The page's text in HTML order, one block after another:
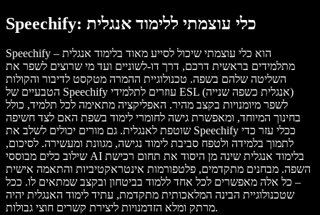
Speechify: כלי עוצמתי ללימוד אנגלית
Speechify הוא כלי עוצמתי שיכול לסייע מאוד בלימוד אנגלית –
מתלמידים בראשית דרכם, דרך דו-לשוניים ועד מי שרוצים לשפר את
השליטה שלהם בשפה. טכנולוגיית ההמרה מטקסט לדיבור והקולות
הטבעיים של Speechify עוזרים לתלמידי ESL (אנגלית כשפה שנייה)
לשפר מיומנויות בקצב מהיר. האפליקציה מתאימה לכל תלמיד, כולל
בחינוך המיוחד, ומאפשרת גישה לחומרי לימוד בשפת האם לצד חשיפה
שוטפת לאנגלית. גם מורים יכולים לשלב את Speechify ככלי עזר כדי
לתמוך בלמידה ולטפח סביבת לימוד נגישה, מגוונת ומעשירה. לסיכום,
שילוב כלים מבוססי AI בלימוד אנגלית שינה מן היסוד את תחום רכישת
השפה. מבחנים מתקדמים, פלטפורמות אינטראקטיביות והתאמה אישית
– כל אלה מאפשרים לכל אחד ללמוד בביטחון ובקצב שמתאים לו. ככל
שטכנולוגיית הבינה המלאכותית מתקדמת, עתיד לימוד האנגלית יהיה
מרתק ומלא הזדמנויות ליצירת קשרים חוצי גבולות.